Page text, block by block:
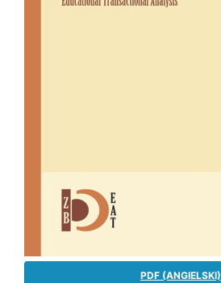
PDF (ANGIELSKI)